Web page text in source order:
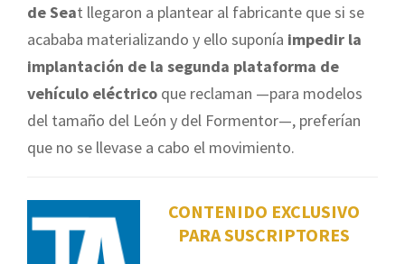
de Seat llegaron a plantear al fabricante que si se
acababa materializando y ello suponía impedir la
implantación de la segunda plataforma de
vehículo eléctrico que reclaman —para modelos
del tamaño del León y del Formentor—, preferían
que no se llevase a cabo el movimiento.
CONTENIDO EXCLUSIVO
PARA SUSCRIPTORES